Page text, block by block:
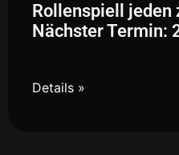
Rollenspiell jeden
Nächster Termin:
Details »